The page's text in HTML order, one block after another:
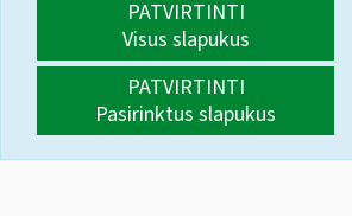
PATVIRTINTI
Visus slapukus
PATVIRTINTI
Pasirinktus slapukus